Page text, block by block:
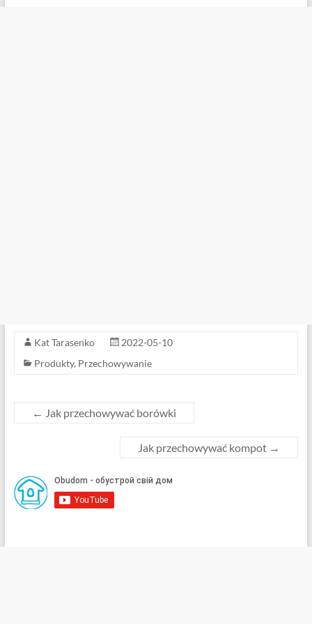
Kat Tarasenko
2022-05-10
Produkty, Przechowywanie
← Jak przechowywać borówki
Jak przechowywać kompot →